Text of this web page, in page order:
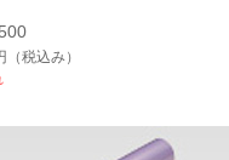
（税込み）